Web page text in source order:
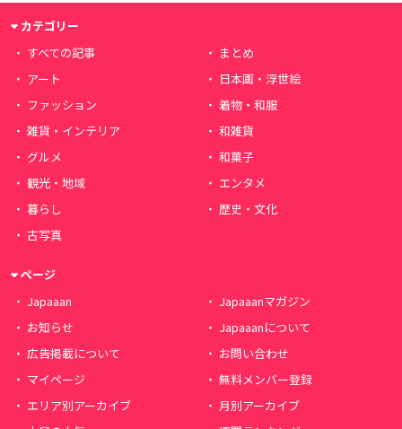
カテゴリー
すべての記事
まとめ
アート
日本画・浮世絵
ファッション
着物・和服
雑貨・インテリア
和雑貨
グルメ
和菓子
観光・地域
エンタメ
暮らし
歴史・文化
古写真
ページ
Japaaan
Japaaanマガジン
お知らせ
Japaaanについて
広告掲載について
お問い合わせ
マイページ
無料メンバー登録
エリア別アーカイブ
月別アーカイブ